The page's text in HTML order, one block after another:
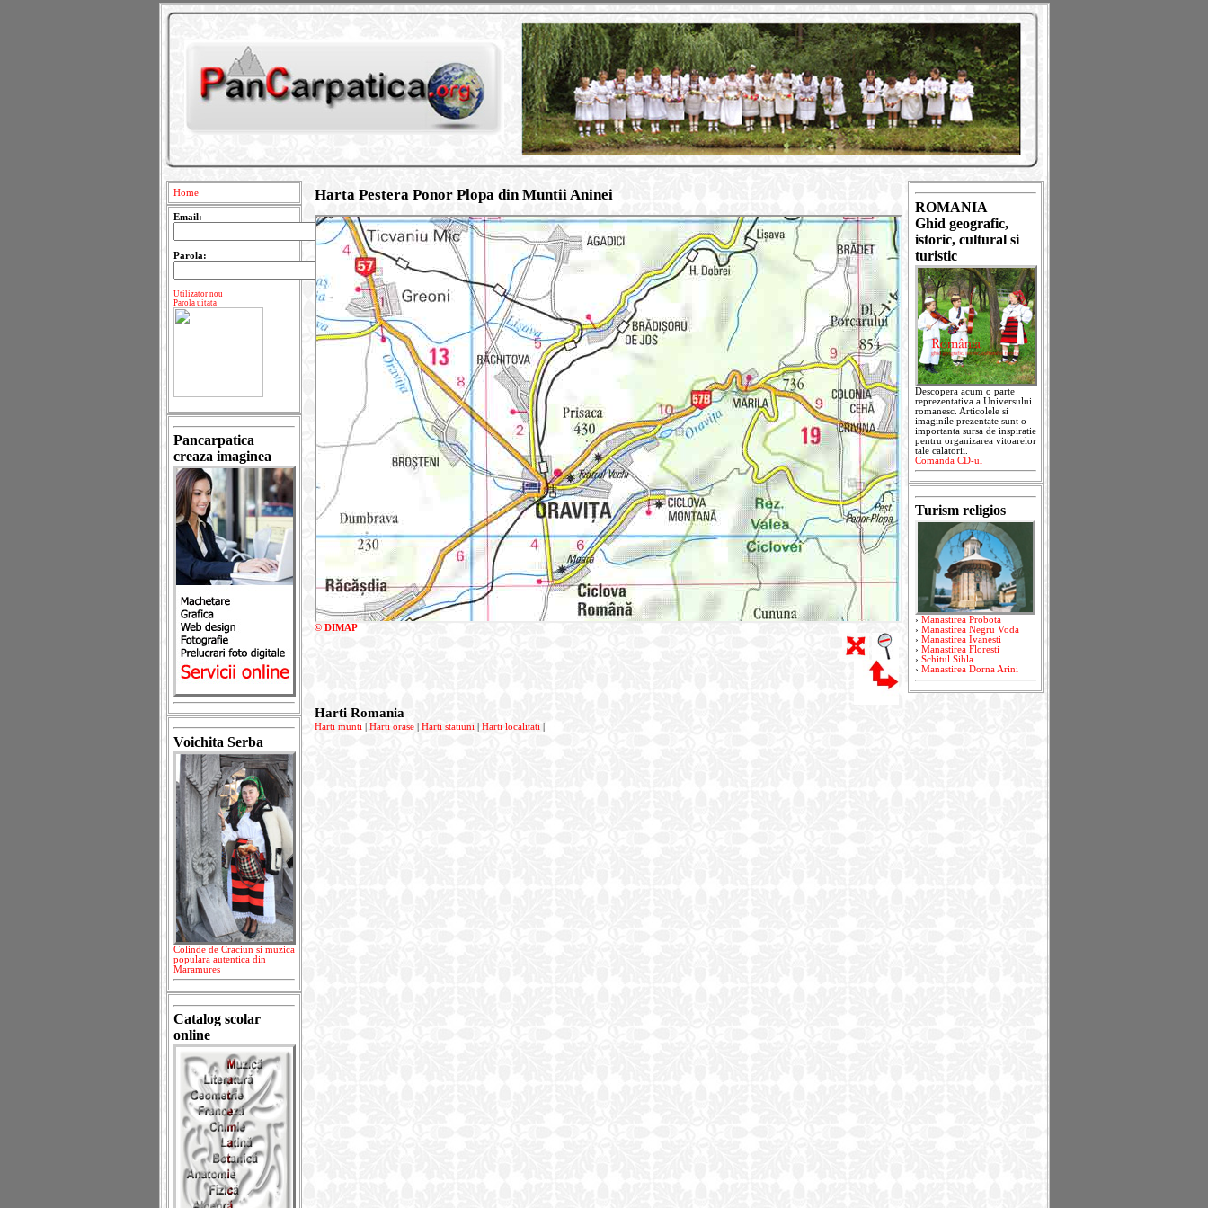
Home
Email:
Parola:
Utilizator nou
Parola uitata
Pancarpatica
creaza imaginea
Voichita Serba
Colinde de Craciun si muzica
populara autentica din
Maramures
Catalog scolar
online
Harta Pestera Ponor Plopa din Muntii Aninei
© DIMAP
Harti Romania
Harti munti Harti orase| Harti statiuni Harti localitati
ROMANIA
Ghid geografic,
istoric, cultural si
turistic
Descopera acum o parte
reprezentativa a Universului
romanesc. Articolele si
imaginile prezentate sunt o
importanta sursa de inspiratie
pentru organizarea vitoarelor
tale calatorii.
Comanda CD-ul
Turism religios
› Manastirea Probota
› Manastirea Negru Voda
› Manastirea Ivanesti
› Manastirea Floresti
› Schitul Sihla
› Manastirea Dorna Arini